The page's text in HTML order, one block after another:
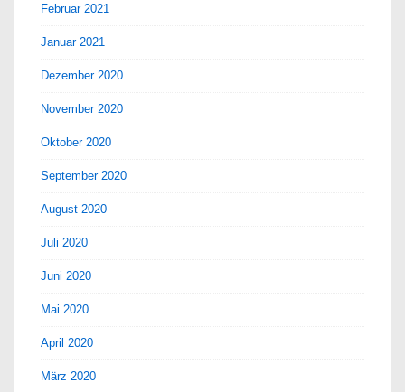
Februar 2021
Januar 2021
Dezember 2020
November 2020
Oktober 2020
September 2020
August 2020
Juli 2020
Juni 2020
Mai 2020
April 2020
März 2020